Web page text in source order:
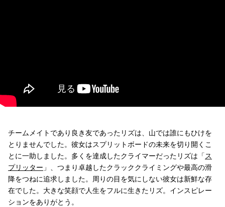
チームメイトであり良き友であったリズは、山では誰にもひけを
とりませんでした。彼女はスプリットボードの未来を切り開くこ
とに一助しました。多くを達成したクライマーだったリズは「ス
プリッター 」、つまり卓越したクラッククライミングや最高の滑
降をつねに追求しました。周りの目を気にしない彼女は新鮮な存
在でした。大きな笑顔で人生をフルに生きたリズ。インスピレー
ションをありがとう。